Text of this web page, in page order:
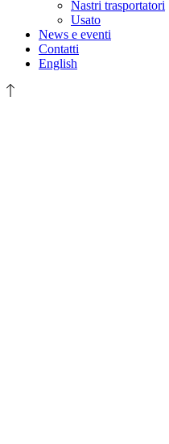
Nastri trasportatori
Usato
News e eventi
Contatti
English